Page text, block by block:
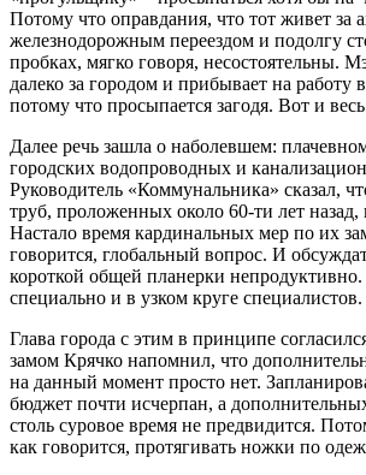
Потому что оправдания, что тот живет за
железнодорожным переездом и подолгу
пробках, мягко говоря, несостоятельны.
далеко за городом и прибывает на работу
потому что просыпается загодя. Вот и весь
Далее речь зашла о наболевшем:
городских водопроводных и
Руководитель «Коммунальника» сказал,
труб, проложенных около 60-ти лет
Настало время кардинальных мер по их
говорится, глобальный вопрос. И
короткой общей планерки
специально и в узком круге специалистов.
Глава города с этим в принципе
замом Крячко напомнил, что
на данный момент просто нет.
бюджет почти исчерпан, а
столь суровое время не предвидится.
как говорится, протягивать ножки по